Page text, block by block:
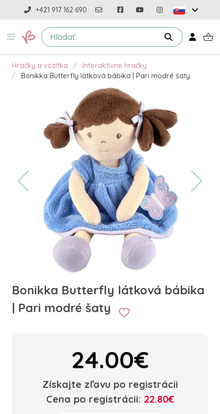
+421 917 162 690
Hračky a vozítka
Interaktívne hračky
Bonikka Butterfly látková bábika | Pari modré šaty
Bonikka Butterfly látková bábika
| Pari modré šaty
24.00€
Získajte zľavu po registrácii
Cena po registrácii: 22.80€